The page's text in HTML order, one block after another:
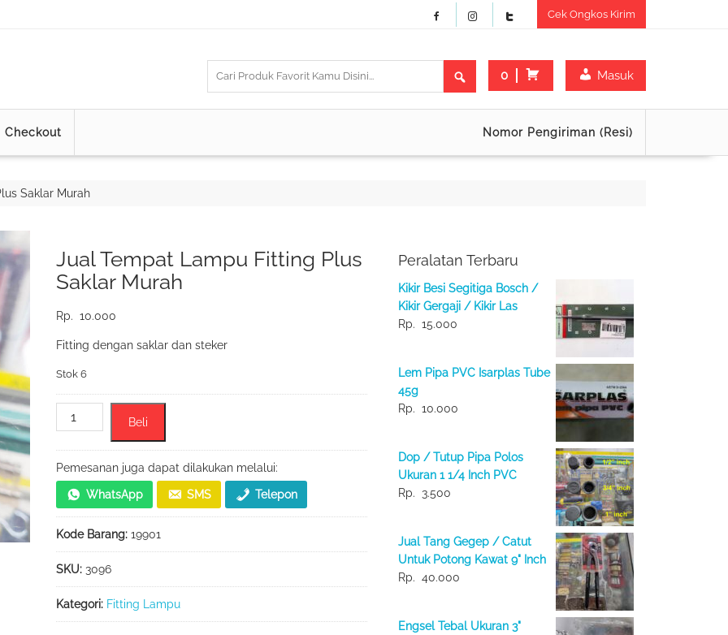
Cek Ongkos Kirim
0 Masuk
Checkout Nomor Pengiriman (Resi)
Saklar Murah
Jual Tempat Lampu Fitting Plus
Saklar Murah
Rp. 10.000
Fitting dengan saklar dan steker
Stok 6
Kuantitas
Jual
Tempat
Lampu
Fitting
Plus
Saklar
Murah
Beli
Pemesanan juga dapat dilakukan melalui:
WhatsApp SMS Telepon
Kode Barang: 19901
SKU: 3096
Kategori: Fitting Lampu
Peralatan Terbaru
Kikir Besi Segitiga Bosch /
Kikir Gergaji / Kikir Las
Rp. 15.000
Lem Pipa PVC Isarplas Tube
45g
Rp. 10.000
Dop / Tutup Pipa Polos
Ukuran 1 1/4 Inch PVC
Rp.
3.500
Jual Tang Gegep / Catut
Untuk Potong Kawat 9" Inch
Rp. 40.000
Engsel Tebal Ukuran 3"